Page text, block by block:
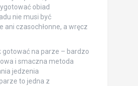
obiad
nie musi być
ani czasochłonne, a wręcz
gotować na parze – bardzo
i smaczna metoda
jedzenia
to jedna z